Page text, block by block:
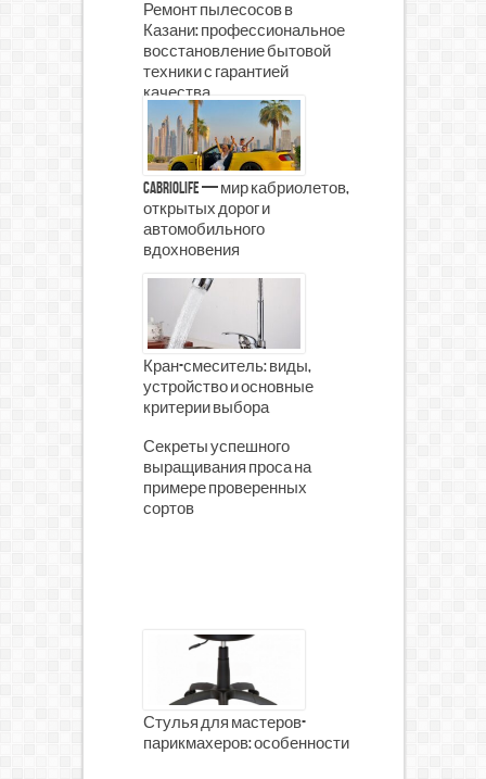
Ремонт пылесосов в
Казани: профессиональное
восстановление бытовой
техники с гарантией
качества
CabrioLife — мир кабриолетов,
открытых дорог и
автомобильного
вдохновения
Кран-смеситель: виды,
устройство и основные
критерии выбора
Секреты успешного
выращивания проса на
примере проверенных
сортов
Стулья для мастеров-
парикмахеров: особенности